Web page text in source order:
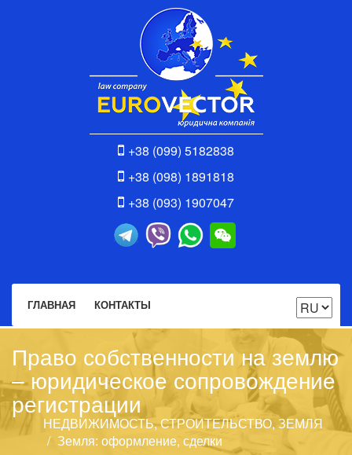
+38 (099) 5182838
+38 (098) 1891818
+38 (093) 1907047
ГЛАВНАЯ КОНТАКТЫ
Право собственности на землю
– юридическое сопровождение
регистрации
НЕДВИЖИМОСТЬ, СТРОИТЕЛЬСТВО, ЗЕМЛЯ
Земля: оформление, сделки